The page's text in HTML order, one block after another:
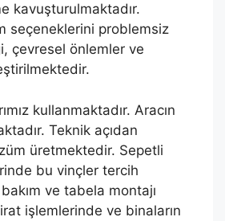
kavuşturulmaktadır.
seçeneklerini problemsiz
çevresel önlemler ve
kullanmaktadır. Aracın
Teknik açıdan
üretmektedir. Sepetli
bu vinçler tercih
ve tabela montajı
işlemlerinde ve binaların